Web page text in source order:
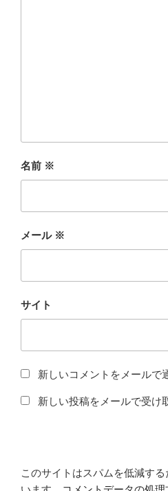
名前 ※
メール ※
サイト
新しいコメントをメールで
新しい投稿をメールで受け
このサイトはスパムを低減す